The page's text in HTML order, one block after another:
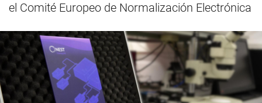
el Comité Europeo de Normalización Electrónica